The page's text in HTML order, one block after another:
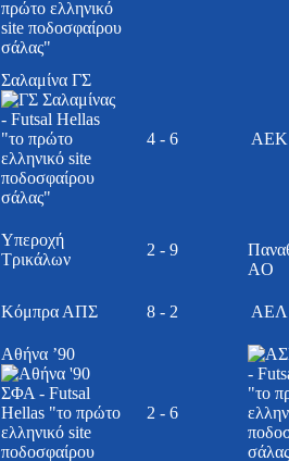
Σαλαμίνα ΓΣ
4 - 6 ΑΕΚ
Υπεροχή
Τρικάλων
2 - 9
AO
Κόμπρα ΑΠΣ 8 - 2 ΑΕΛ
Αθήνα ’90
2 - 6